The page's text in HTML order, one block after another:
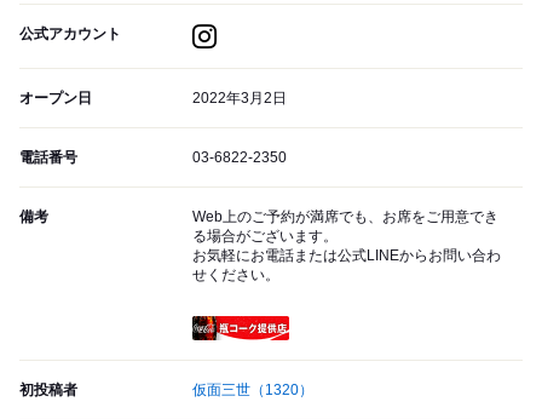
公式アカウント
オープン日 2022年3月2日
電話番号 03-6822-2350
備考
Web上のご予約が満席でも、お席をご用意でき
る場合がございます。
お気軽にお電話または公式LINEからお問い合わ
せください。
初投稿者 仮面三世 （1320）